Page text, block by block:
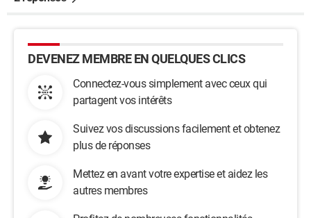
DEVENEZ MEMBRE EN QUELQUES CLICS
Connectez-vous simplement avec ceux qui
partagent vos intérêts
Suivez vos discussions facilement et obtenez
plus de réponses
Mettez en avant votre expertise et aidez les
autres membres